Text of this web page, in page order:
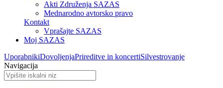
Akti Združenja SAZAS
Mednarodno avtorsko pravo
Kontakt
Vprašajte SAZAS
Moj SAZAS
UporabnikiDovoljenjaPrireditve in koncertiSilvestrovanje
Navigacija